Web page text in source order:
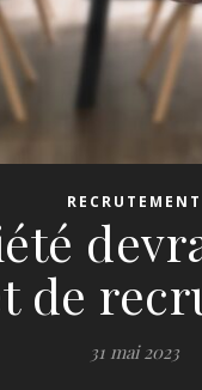
RECRUTEMENT
de
31 mai 2023